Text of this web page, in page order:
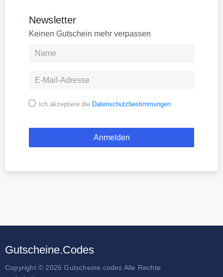
Newsletter
Keinen Gutschein mehr verpassen
Ich akzeptiere die Datenschutzbestimmungen
Gutscheine.Codes
Copyright © 2026 Gutscheine.codes Alle Rechte